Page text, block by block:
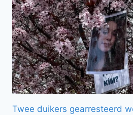
Twee duikers gearresteerd